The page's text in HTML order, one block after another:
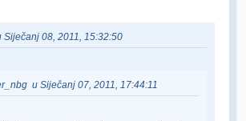
08, 2011, 15:32:50
u Siječanj 07, 2011, 17:44:11